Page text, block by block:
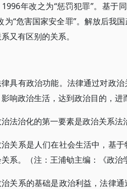
年改之为“惩罚犯罪”。基于
为“危害国家安全罪”。解放后我
又有区别的关系。
具有政治功能。法律通过对政
响政治生活，达到政治目的，进
法治化的第一要素是政治关系法
关系是人们在社会生活中，基
系。（注：王浦劬主编：《政治
关系的基础是政治利益，法律